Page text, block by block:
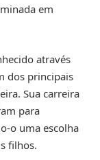
em
através
dos principais
Sua carreira
para
o uma escolha
filhos.